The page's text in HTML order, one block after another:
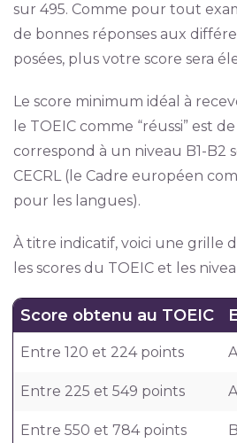
sur 495. Comme pour tout
de bonnes réponses aux
posées, plus votre score sera
Le score minimum idéal à
le TOEIC comme “réussi” est de
correspond à un niveau B1-B2
CECRL (le Cadre européen
pour les langues).
À titre indicatif, voici une grille
les scores du TOEIC et les
Score obtenu au TOEIC
Entre 120 et 224 points
Entre 225 et 549 points
Entre 550 et 784 points